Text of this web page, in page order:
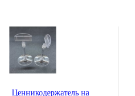
Ценникодержатель на